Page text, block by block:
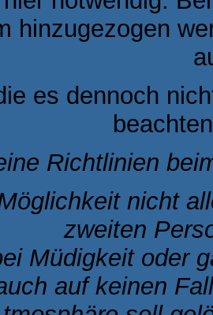
hinzugezogen
es dennoch
Richtlinien
nicht
zweiten
Müdigkeit oder
auf keinen